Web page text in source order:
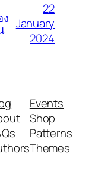
22
January
2024
Events
Shop
Patterns
Themes